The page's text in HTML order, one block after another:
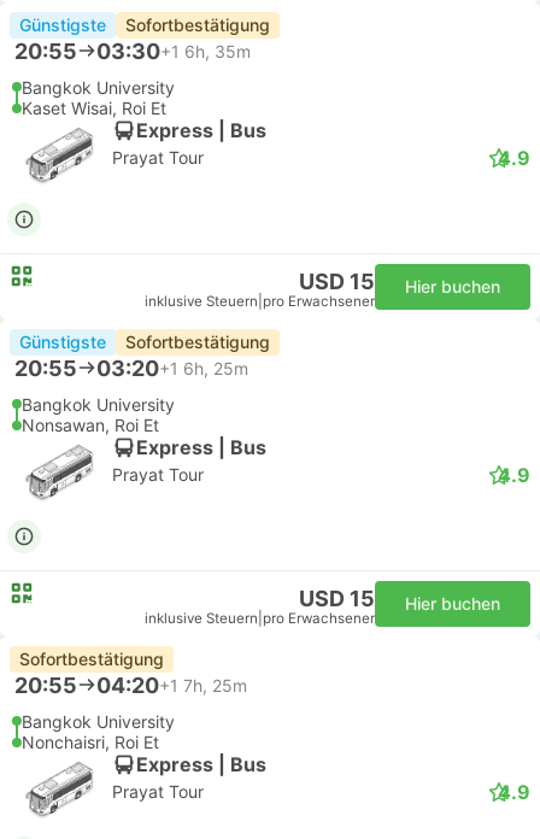
Günstigste Sofortbestätigung
20:55 03:30+1 6h, 35m
Bangkok University
Kaset Wisai, Roi Et
Express | Bus
Prayat Tour 4.9
USD 15
inklusive Steuern pro Erwachsener
Hier buchen
Günstigste Sofortbestätigung
20:55 03:20+1 6h, 25m
Bangkok University
Nonsawan, Roi Et
Express | Bus
Prayat Tour 4.9
USD 15
inklusive Steuern pro Erwachsener
Hier buchen
Sofortbestätigung
20:55 04:20+1 7h, 25m
Bangkok University
Nonchaisri, Roi Et
Express | Bus
Prayat Tour 4.9